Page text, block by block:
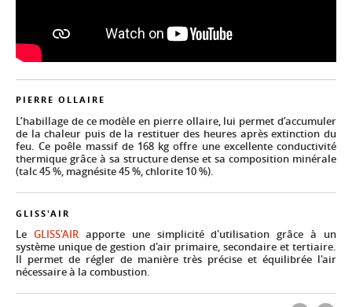
PIERRE OLLAIRE
L’habillage de ce modèle en pierre ollaire, lui permet d’accumuler
de la chaleur puis de la restituer des heures après extinction du
feu. Ce poêle massif de 168 kg offre une excellente conductivité
thermique grâce à sa structure dense et sa composition minérale
(talc 45 %, magnésite 45 %, chlorite 10 %).
GLISS'AIR
Le GLISS'AIRapporte une simplicité d'utilisation grâce à un
système unique de gestion d'air primaire, secondaire et tertiaire.
Il permet de régler de manière très précise et équilibrée l'air
nécessaire à la combustion.